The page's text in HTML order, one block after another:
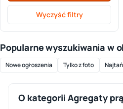
Wyczyść filtry
Popularne wyszukiwania w
Nowe ogłoszenia Tylko z foto
O kategorii Agregaty